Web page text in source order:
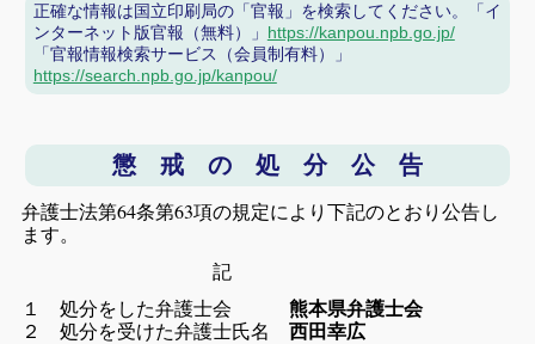
正確な情報は国立印刷局の「官報」を検索してください。「イ
ンターネット版官報（無料）」 https://kanpou.npb.go.jp/
「官報情報検索サービス（会員制有料）」
https://search.npb.go.jp/kanpou/
懲 戒 の 処 分 公 告
弁護士法第64条第63項の規定により下記のとおり公告し
ます。
記
１ 処分をした弁護士会熊本県弁護士会
２ 処分を受けた弁護士氏名西田幸広